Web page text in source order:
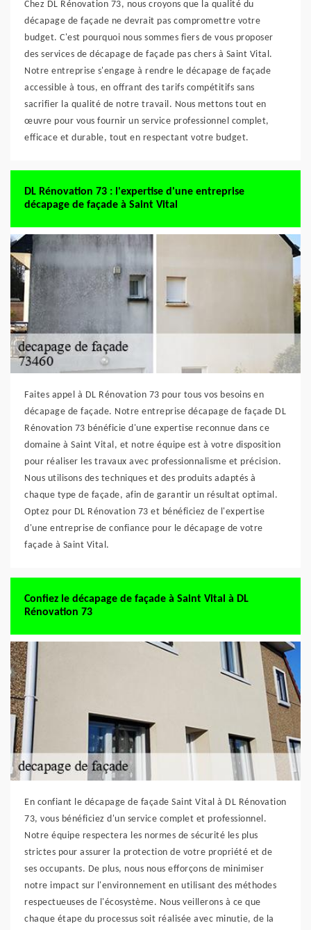
Chez DL Rénovation 73, nous croyons que la qualité du
décapage de façade ne devrait pas compromettre votre
budget. C'est pourquoi nous sommes fiers de vous proposer
des services de décapage de façade pas chers à Saint Vital.
Notre entreprise s'engage à rendre le décapage de façade
accessible à tous, en offrant des tarifs compétitifs sans
sacrifier la qualité de notre travail. Nous mettons tout en
œuvre pour vous fournir un service professionnel complet,
efficace et durable, tout en respectant votre budget.
DL Rénovation 73 : l'expertise d'une entreprise
décapage de façade à Saint Vital
Faites appel à DL Rénovation 73 pour tous vos besoins en
décapage de façade. Notre entreprise décapage de façade DL
Rénovation 73 bénéficie d'une expertise reconnue dans ce
domaine à Saint Vital, et notre équipe est à votre disposition
pour réaliser les travaux avec professionnalisme et précision.
Nous utilisons des techniques et des produits adaptés à
chaque type de façade, afin de garantir un résultat optimal.
Optez pour DL Rénovation 73 et bénéficiez de l'expertise
d'une entreprise de confiance pour le décapage de votre
façade à Saint Vital.
Confiez le décapage de façade à Saint Vital à DL
Rénovation 73
En confiant le décapage de façade Saint Vital à DL Rénovation
73, vous bénéficiez d'un service complet et professionnel.
Notre équipe respectera les normes de sécurité les plus
strictes pour assurer la protection de votre propriété et de
ses occupants. De plus, nous nous efforçons de minimiser
notre impact sur l'environnement en utilisant des méthodes
respectueuses de l'écosystème. Nous veillerons à ce que
chaque étape du processus soit réalisée avec minutie, de la